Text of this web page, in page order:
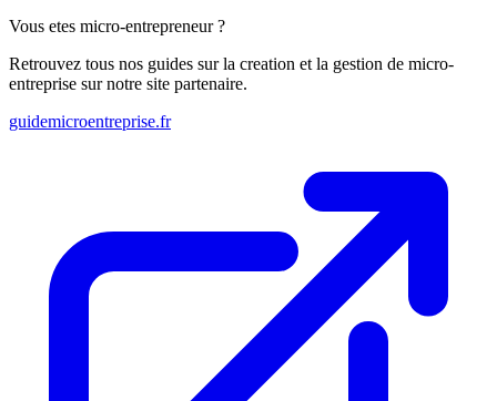
Vous etes micro-entrepreneur ?
Retrouvez tous nos guides sur la creation et la gestion de micro-
entreprise sur notre site partenaire.
guidemicroentreprise.fr